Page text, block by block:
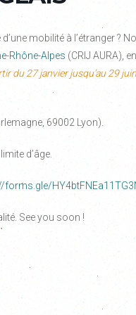
mobilité à l’étranger ?
Rhône-Alpes (CRIJ AURA),
du 27 janvier jusqu’au 29
69002 Lyon).
d’âge.
forms.gle/
See you soon !